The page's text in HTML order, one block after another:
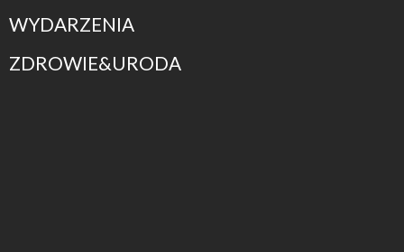
WYDARZENIA
ZDROWIE&URODA